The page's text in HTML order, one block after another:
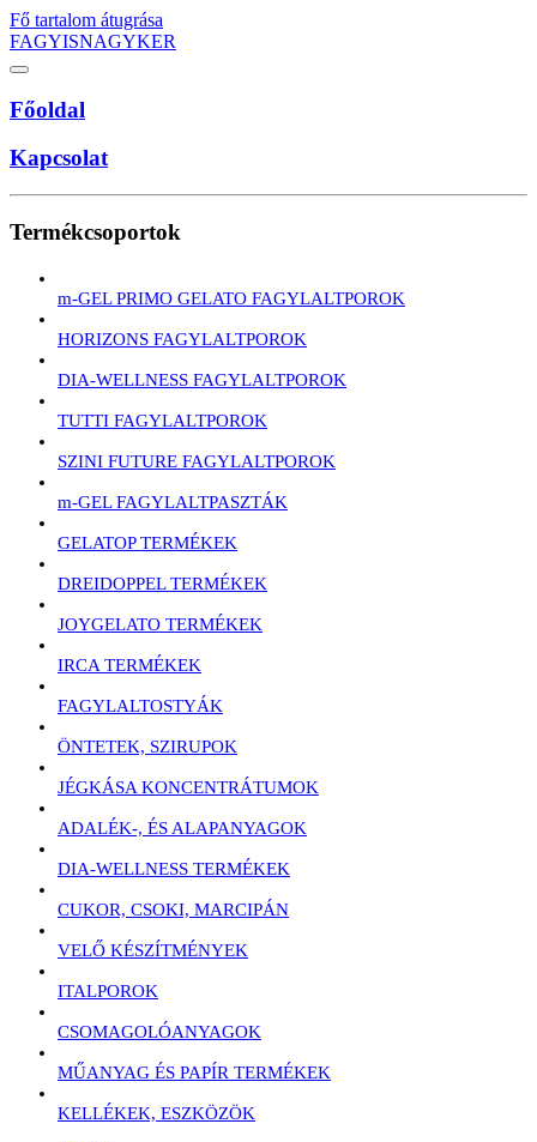
Fő tartalom átugrása
FAGYISNAGYKER
Főoldal
Kapcsolat
Termékcsoportok
m-GEL PRIMO GELATO FAGYLALTPOROK
HORIZONS FAGYLALTPOROK
DIA-WELLNESS FAGYLALTPOROK
TUTTI FAGYLALTPOROK
SZINI FUTURE FAGYLALTPOROK
m-GEL FAGYLALTPASZTÁK
GELATOP TERMÉKEK
DREIDOPPEL TERMÉKEK
JOYGELATO TERMÉKEK
IRCA TERMÉKEK
FAGYLALTOSTYÁK
ÖNTETEK, SZIRUPOK
JÉGKÁSA KONCENTRÁTUMOK
ADALÉK-, ÉS ALAPANYAGOK
DIA-WELLNESS TERMÉKEK
CUKOR, CSOKI, MARCIPÁN
VELŐ KÉSZÍTMÉNYEK
ITALPOROK
CSOMAGOLÓANYAGOK
MŰANYAG ÉS PAPÍR TERMÉKEK
KELLÉKEK, ESZKÖZÖK